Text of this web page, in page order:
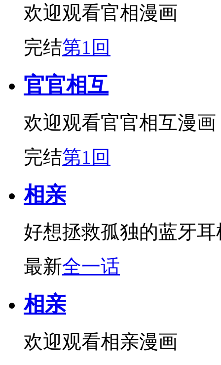
欢迎观看官相漫画
完结第1回
官官相互
欢迎观看官官相互漫画
完结第1回
相亲
好想拯救孤独的蓝牙
最新全一话
相亲
欢迎观看相亲漫画